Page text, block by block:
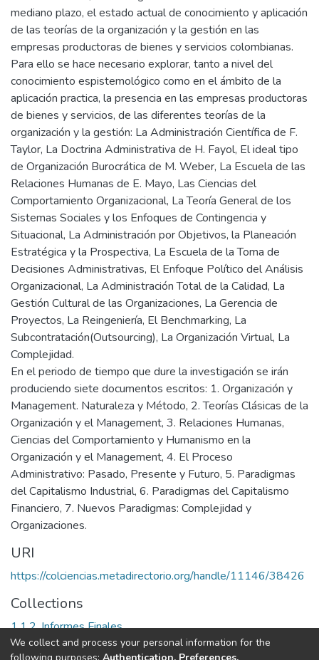
mediano plazo, el estado actual de conocimiento y aplicación
de las teorías de la organización y la gestión en las
empresas productoras de bienes y servicios colombianas.
Para ello se hace necesario explorar, tanto a nivel del
conocimiento espistemológico como en el ámbito de la
aplicación practica, la presencia en las empresas productoras
de bienes y servicios, de las diferentes teorías de la
organización y la gestión: La Administración Científica de F.
Taylor, La Doctrina Administrativa de H. Fayol, El ideal tipo
de Organización Burocrática de M. Weber, La Escuela de las
Relaciones Humanas de E. Mayo, Las Ciencias del
Comportamiento Organizacional, La Teoría General de los
Sistemas Sociales y los Enfoques de Contingencia y
Situacional, La Administración por Objetivos, la Planeación
Estratégica y la Prospectiva, La Escuela de la Toma de
Decisiones Administrativas, El Enfoque Político del Análisis
Organizacional, La Administración Total de la Calidad, La
Gestión Cultural de las Organizaciones, La Gerencia de
Proyectos, La Reingeniería, El Benchmarking, La
Subcontratación(Outsourcing), La Organización Virtual, La
Complejidad.
En el periodo de tiempo que dure la investigación se irán
produciendo siete documentos escritos: 1. Organización y
Management. Naturaleza y Método, 2. Teorías Clásicas de la
Organización y el Management, 3. Relaciones Humanas,
Ciencias del Comportamiento y Humanismo en la
Organización y el Management, 4. El Proceso
Administrativo: Pasado, Presente y Futuro, 5. Paradigmas
del Capitalismo Industrial, 6. Paradigmas del Capitalismo
Financiero, 7. Nuevos Paradigmas: Complejidad y
Organizaciones.
URI
https://colciencias.metadirectorio.org/handle/11146/38426
Collections
1.1.2. Informes Finales
We collect and process your personal information for the